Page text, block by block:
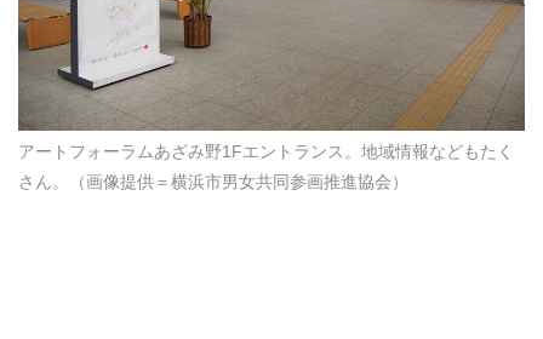
アートフォーラムあざみ野1Fエントランス。地域情報などもたく
さん。（画像提供＝横浜市男女共同参画推進協会）